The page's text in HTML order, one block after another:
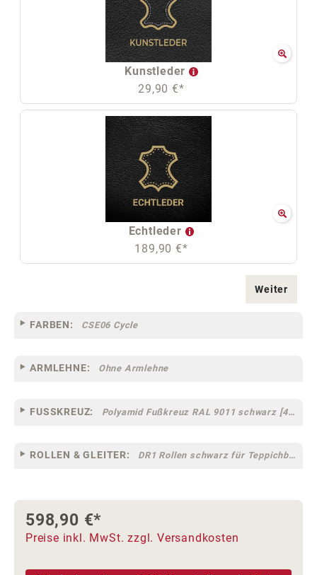
Kunstleder
29,90 €*
Echtleder
189,90 €*
Weiter
FARBEN: CSE06 Cycle
ARMLEHNE: Ohne Armlehne
FUSSKREUZ: Polyamid Fußkreuz RAL 9011 schwarz [47]
ROLLEN & GLEITER: DR1 Rollen schwarz für Teppichböden [10]
598,90 €*
Preise inkl. MwSt. zzgl. Versandkosten